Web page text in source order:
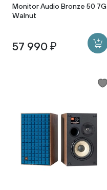
Monitor Audio Bronze 50 7G
Walnut
57 990 ₽